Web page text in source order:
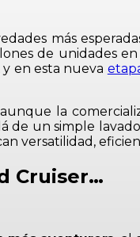
más
de unidades
y en esta nueva
la
de un simple
versatilidad,
Cruiser…